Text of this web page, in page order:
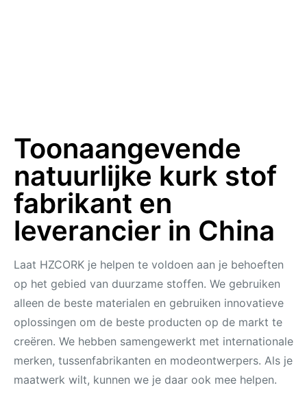
Toonaangevende
natuurlijke kurk stof
fabrikant en
leverancier in China
Laat HZCORK je helpen te voldoen aan je behoeften
op het gebied van duurzame stoffen. We gebruiken
alleen de beste materialen en gebruiken innovatieve
oplossingen om de beste producten op de markt te
creëren. We hebben samengewerkt met internationale
merken, tussenfabrikanten en modeontwerpers. Als je
maatwerk wilt, kunnen we je daar ook mee helpen.